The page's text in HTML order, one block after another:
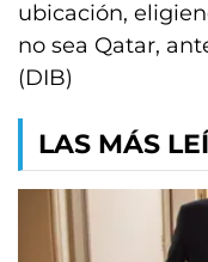
ubicación,
no sea Qatar,
(DIB)
LAS MÁS